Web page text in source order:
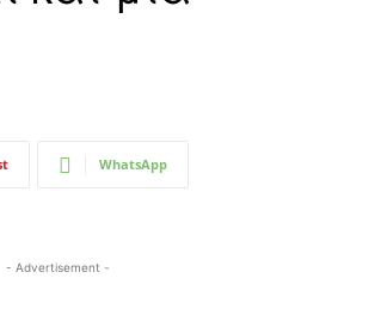
WhatsApp
- Advertisement -